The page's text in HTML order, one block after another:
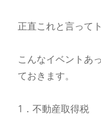
正直これと言って
こんなイベントあ
ておきます。
1．不動産取得税